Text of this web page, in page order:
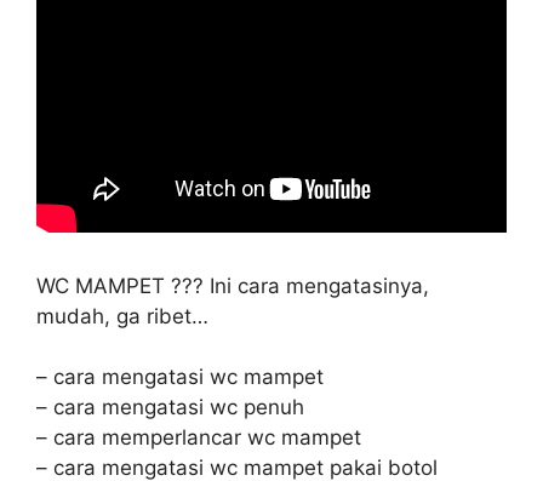
WC MAMPET ??? Ini cara mengatasinya,
mudah, ga ribet…
– cara mengatasi wc mampet
– cara mengatasi wc penuh
– cara memperlancar wc mampet
– cara mengatasi wc mampet pakai botol